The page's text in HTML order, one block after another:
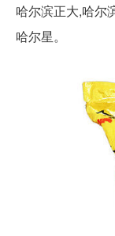
哈尔滨正大,哈尔
哈尔星。